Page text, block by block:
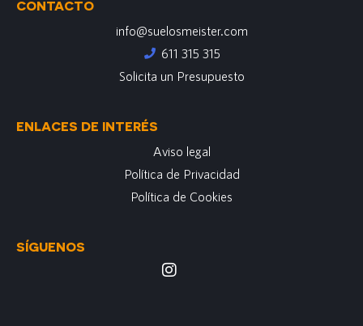
CONTACTO
info@suelosmeister.com
611 315 315
Solicita un Presupuesto
ENLACES DE INTERÉS
Aviso legal
Política de Privacidad
Política de Cookies
SÍGUENOS